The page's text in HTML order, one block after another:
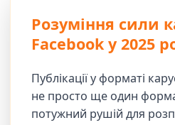
Розуміння сили
Facebook у 2025
Публікації у форматі
не просто ще один
потужний рушій для